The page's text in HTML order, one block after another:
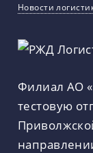
Новости
Филиал АО
тестовую